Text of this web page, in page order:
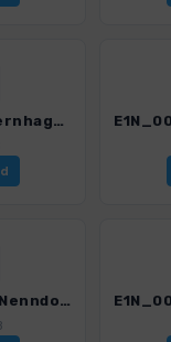
E1N_0031_Otternhagen-Steinhude_4551_2.gpx
E1N_0033_BadNenndorf-BadMuender_4551_2.gpx